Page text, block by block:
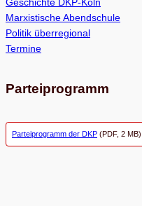
Marxistische Abendschule
Politik überregional
Termine
Parteiprogramm
Parteiprogramm der DKP (PDF, 2 MB),